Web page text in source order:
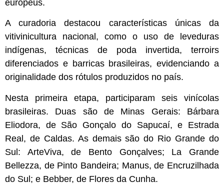
europeus.
A curadoria destacou características únicas da
vitivinicultura nacional, como o uso de leveduras
indígenas, técnicas de poda invertida, terroirs
diferenciados e barricas brasileiras, evidenciando a
originalidade dos rótulos produzidos no país.
Nesta primeira etapa, participaram seis vinícolas
brasileiras. Duas são de Minas Gerais: Bárbara
Eliodora, de São Gonçalo do Sapucaí, e Estrada
Real, de Caldas. As demais são do Rio Grande do
Sul: ArteViva, de Bento Gonçalves; La Grande
Bellezza, de Pinto Bandeira; Manus, de Encruzilhada
do Sul; e Bebber, de Flores da Cunha.